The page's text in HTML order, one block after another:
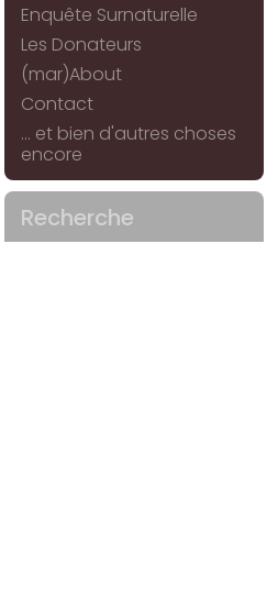
Enquête Surnaturelle
Les Donateurs
(mar)About
Contact
... et bien d'autres choses
encore
Recherche